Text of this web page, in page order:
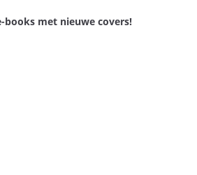
books met nieuwe covers!